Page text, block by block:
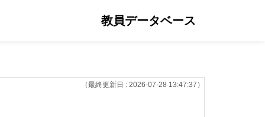
教員データベース
（最終更新日 : 2026-07-28 13:47:37）